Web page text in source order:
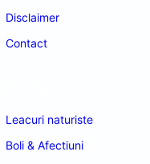
Disclaimer
Contact
Leacuri naturiste
Boli & Afectiuni